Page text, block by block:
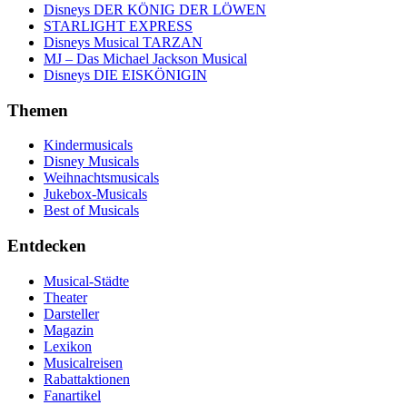
Disneys DER KÖNIG DER LÖWEN
STARLIGHT EXPRESS
Disneys Musical TARZAN
MJ – Das Michael Jackson Musical
Disneys DIE EISKÖNIGIN
Themen
Kindermusicals
Disney Musicals
Weihnachtsmusicals
Jukebox-Musicals
Best of Musicals
Entdecken
Musical-Städte
Theater
Darsteller
Magazin
Lexikon
Musicalreisen
Rabattaktionen
Fanartikel